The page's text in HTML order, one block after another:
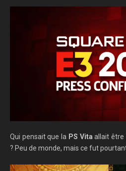
Qui pensait que la PS Vita allait
? Peu de monde, mais ce fut